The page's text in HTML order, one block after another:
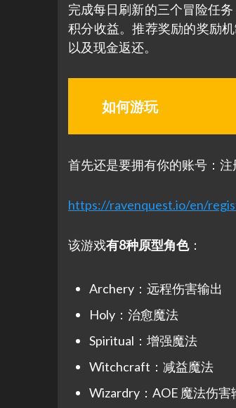
完成每日刷新的三个冒险任
积分收益。推荐奖励的奖励
以及现金返还。
如何游玩
首先还是要拥有你的账号：
https://ravenquest.io/en/
该游戏有8种原型角色：
Archery：远程伤害输出
Holy：治愈魔法
Spiritual：增强魔法
Witchcraft：减益魔法
Wizardry：AOE 魔法伤害